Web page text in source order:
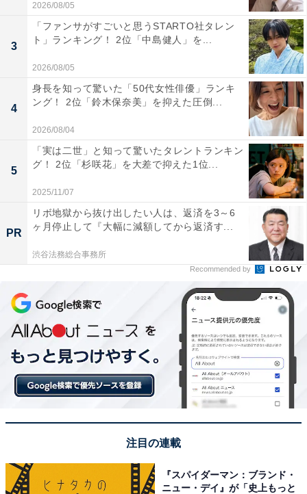
宇都宮（とちぎのいちご）
1位は「宇都宮（とちぎのいちご）」でした。赤いいち
ごが大きく描かれたデザインは一目で地域性が伝わり、
かわいらしさと分かりやすさが両立していると好評で
す。見かけるだけで癒される、実写風のリアルなタッチ
がユニークなど、多くの人が「フルーツ＝かわいい」と
いう直感的な親しみを抱いたようです。
回答者からは「いちごのデザインが実写に近く、メルヘ
ンな印象を受ける」（30代女性／埼玉県）、「いちごが
可愛らしさを強く表していると感じる」（50代男性／静
岡県）、「小さな女の子や可愛いもの好きな若い女性に
人気が出そうだから」（40代女性／東京都）などのコメ
※回答コメントは原文ママです
次ページ 7位までのランキング結果を見る
2026/08/05
3
「ファンサがすごいと思うSTARTO社タレン
ト」ランキング！ 2位「中島健人」を...
2026/08/05
4
身長を知って驚いた「50代女性俳優」ランキ
ング！ 2位「鈴木保奈美」を抑えた圧倒...
2026/08/04
5
「実は二世」と知って驚いたタレントランキン
グ！ 2位「杉咲花」を大差で抑えた1位...
2025/11/07
PR
リボ地獄から抜け出したい人は、返済を3～6
ヶ月停止して『大幅に減額してから返済す...
渋谷法務総合事務所
Recommended by
注目の連載
『スパイダーマン：ブランド・
ニュー・デイ』が「史上もっと